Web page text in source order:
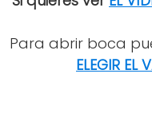
Para abrir boca
ELEGIR EL